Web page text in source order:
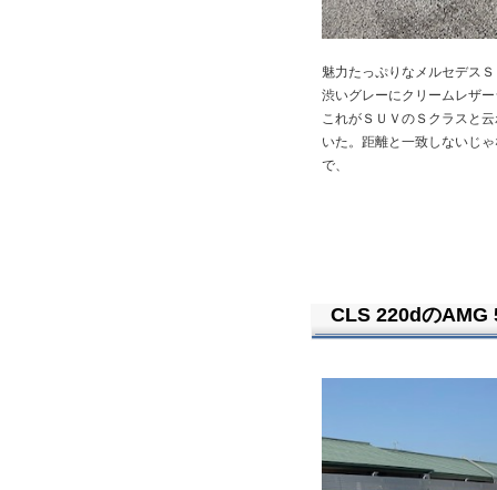
魅力たっぷりなメルセデス
渋いグレーにクリームレザ
これがＳＵＶのＳクラスと
いた。距離と一致しないじ
で、
CLS 220dのAMG